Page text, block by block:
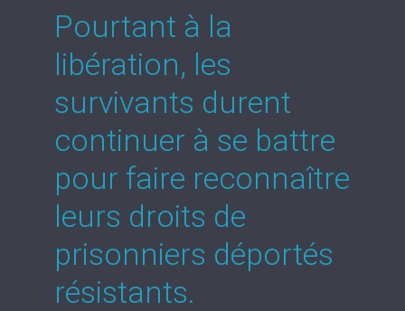
Pourtant à la
libération, les
survivants durent
continuer à se battre
pour faire reconnaître
leurs droits de
prisonniers déportés
résistants.